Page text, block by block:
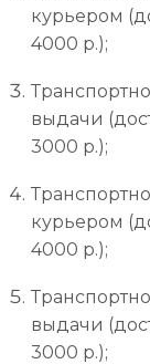
курьером
4000 р.);
выдачи
3000 р.);
курьером
4000 р.);
выдачи
3000 р.);